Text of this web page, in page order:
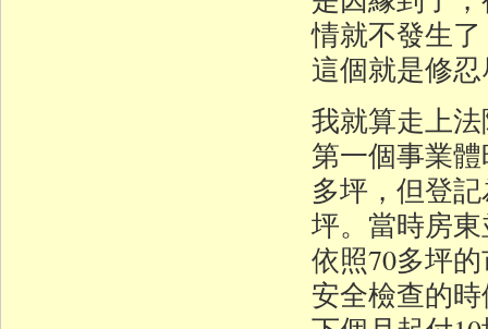
情就不發生
這個就是修
我就算走上
第一個事業
多坪，但登
坪。當時房
依照70多坪
安全檢查的